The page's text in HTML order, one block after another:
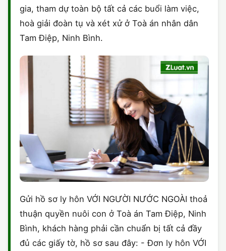
gia, tham dự toàn bộ tất cả các buổi làm việc,
hoà giải đoàn tụ và xét xử ở Toà án nhân dân
Tam Điệp, Ninh Bình.
Gửi hồ sơ ly hôn VỚI NGƯỜI NƯỚC NGOÀI thoả
thuận quyền nuôi con ở Toà án Tam Điệp, Ninh
Bình, khách hàng phải cần chuẩn bị tất cả đầy
đủ các giấy tờ, hồ sơ sau đây: - Đơn ly hôn VỚI